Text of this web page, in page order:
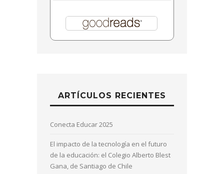
ARTÍCULOS RECIENTES
Conecta Educar 2025
El impacto de la tecnología en el futuro
de la educación: el Colegio Alberto Blest
Gana, de Santiago de Chile